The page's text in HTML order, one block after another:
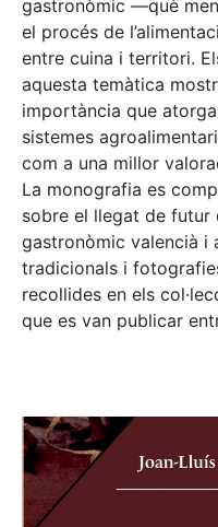
gastronòmic —què
el procés de
entre cuina i territori.
aquesta temàtica
importància que
sistemes
com a una millor
La monografia es
sobre el llegat de futur
gastronòmic valencià i
tradicionals i
recollides en els
que es van publicar